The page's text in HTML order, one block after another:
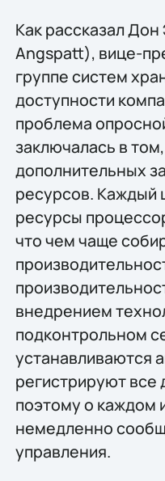
Как рассказал
Angspatt), вице-
группе систем
доступности
проблема
заключалась в
дополнительных
ресурсов. Каждый
ресурсы
что чем чаще
внедрением
подконтрольном
устанавливаются
регистрируют все
поэтому о каждом
немедленно
управления.